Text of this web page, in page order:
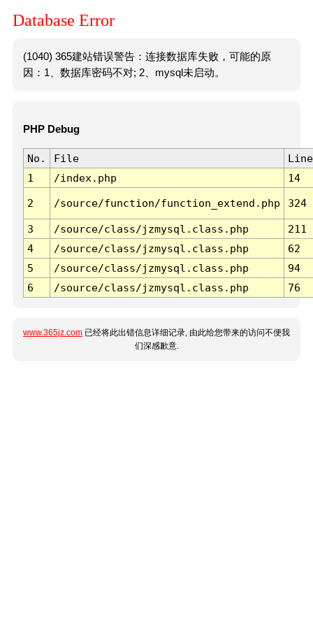
Database Error
(1040) 365建站错误警告：连接数据库失败，可能的原
因：1、数据库密码不对; 2、mysql未启动。
PHP Debug
No. File
Line
1
/index.php 14
2 /source/function/function_extend.php 324
3 /source/class/jzmysql.class.php
211
4
/source/class/jzmysql.class.php
62
5
/source/class/jzmysql.class.php
94
6
/source/class/jzmysql.class.php 76
www.365jz.com 已经将此出错信息详细记录, 由此给您带来的访问不便我
们深感歉意.